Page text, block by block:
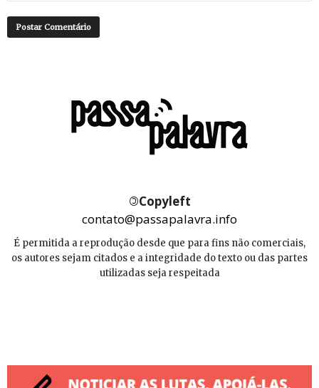
©Copyleft
contato@passapalavra.info
É permitida a reprodução desde que para fins não comerciais,
os autores sejam citados e a integridade do texto ou das partes
utilizadas seja respeitada